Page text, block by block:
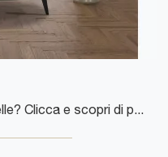
Cerchi Poltrone moderne in pelle? Clicca e scopri di più sul modello Talia di Cuborosso.